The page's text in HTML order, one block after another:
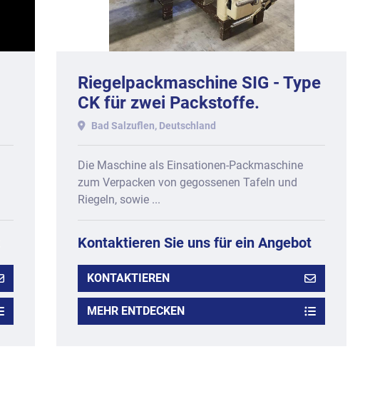
Riegelpackmaschine SIG - Type
CK für zwei Packstoffe.
Bad Salzuflen, Deutschland
Die Maschine als Einsationen-Packmaschine
zum Verpacken von gegossenen Tafeln und
Riegeln, sowie ...
Kontaktieren Sie uns für ein Angebot
KONTAKTIEREN
MEHR ENTDECKEN